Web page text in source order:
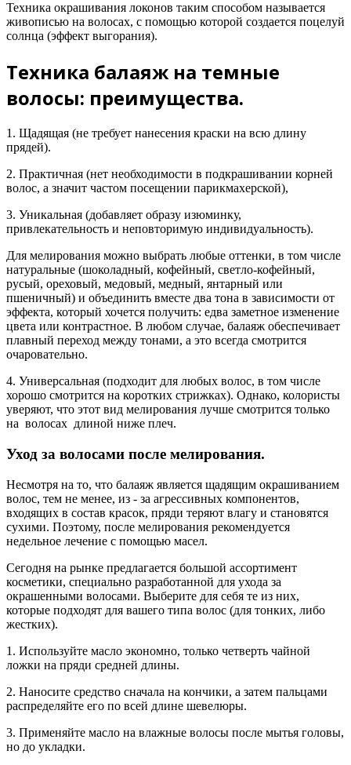
Техника окрашивания локонов таким способом называется
живописью на волосах, с помощью которой создается поцелуй
солнца (эффект выгорания).
Техника балаяж на темные
волосы: преимущества.
1. Щадящая (не требует нанесения краски на всю длину
прядей).
2. Практичная (нет необходимости в подкрашивании корней
волос, а значит частом посещении парикмахерской),
3. Уникальная (добавляет образу изюминку,
привлекательность и неповторимую индивидуальность).
Для мелирования можно выбрать любые оттенки, в том числе
натуральные (шоколадный, кофейный, светло-кофейный,
русый, ореховый, медовый, медный, янтарный или
пшеничный) и объединить вместе два тона в зависимости от
эффекта, который хочется получить: едва заметное изменение
цвета или контрастное. В любом случае, балаяж обеспечивает
плавный переход между тонами, а это всегда смотрится
очаровательно.
4. Универсальная (подходит для любых волос, в том числе
хорошо смотрится на коротких стрижках). Однако, колористы
уверяют, что этот вид мелирования лучше смотрится только
на волосах длиной ниже плеч.
Уход за волосами после мелирования.
Несмотря на то, что балаяж является щадящим окрашиванием
волос, тем не менее, из - за агрессивных компонентов,
входящих в состав красок, пряди теряют влагу и становятся
сухими. Поэтому, после мелирования рекомендуется
недельное лечение с помощью масел.
Сегодня на рынке предлагается большой ассортимент
косметики, специально разработанной для ухода за
окрашенными волосами. Выберите для себя те из них,
которые подходят для вашего типа волос (для тонких, либо
жестких).
1. Используйте масло экономно, только четверть чайной
ложки на пряди средней длины.
2. Наносите средство сначала на кончики, а затем пальцами
распределяйте его по всей длине шевелюры.
3. Применяйте масло на влажные волосы после мытья головы,
но до укладки.